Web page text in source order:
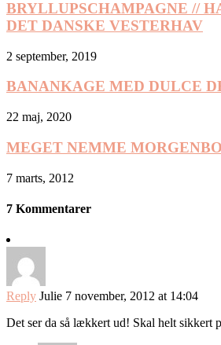
BRYLLUPSCHAMPAGNE //
DET DANSKE VESTERHAV
2 september, 2019
BANANKAGE MED DULCE
22 maj, 2020
MEGET NEMME
7 marts, 2012
7 Kommentarer
Reply Julie 7 november, 2012 at 14:04
Det ser da så lækkert ud! Skal helt sikkert